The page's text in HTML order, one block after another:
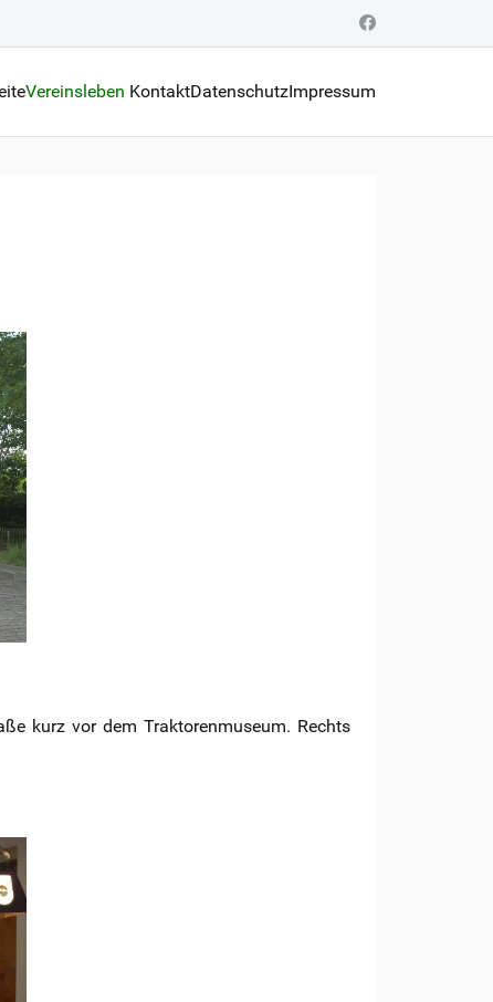
Vereinsleben KontaktDatenschutzImpressum
kurz vor dem Traktorenmuseum. Rechts